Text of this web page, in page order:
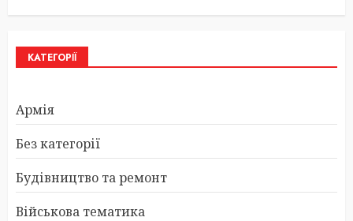
КАТЕГОРІЇ
Армія
Без категорії
Будівництво та ремонт
Військова тематика